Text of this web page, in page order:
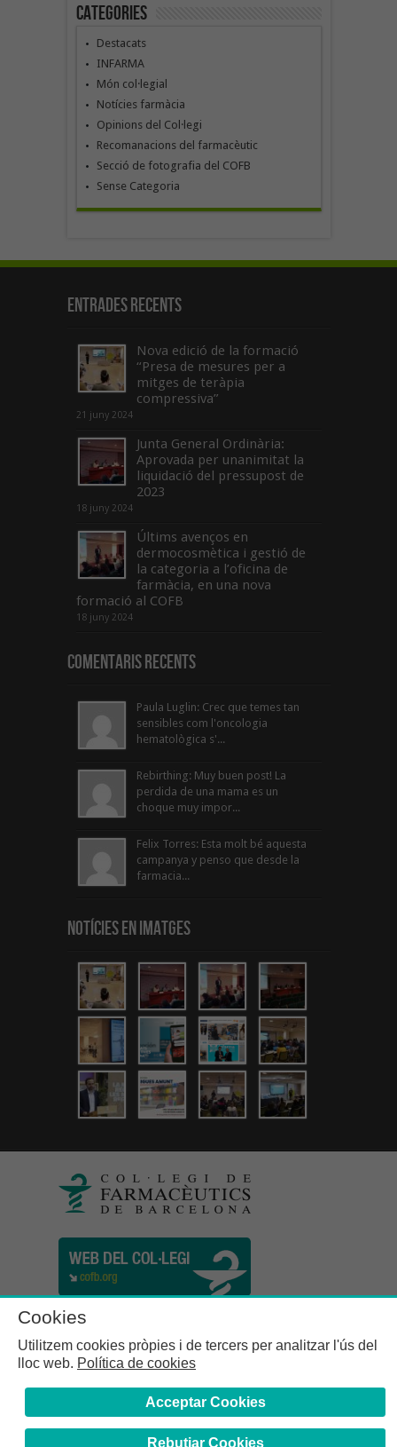
Categories
Destacats
INFARMA
Món col·legial
Notícies farmàcia
Opinions del Col·legi
Recomanacions del farmacèutic
Secció de fotografia del COFB
Sense Categoria
Entrades recents
Nova edició de la formació
“Presa de mesures per a
mitges de teràpia
compressiva”
21 juny 2024
Junta General Ordinària:
Aprovada per unanimitat la
liquidació del pressupost de
2023
18 juny 2024
Últims avenços en
dermocosmètica i gestió de
la categoria a l’oficina de
farmàcia, en una nova
formació al COFB
18 juny 2024
Comentaris Recents
Paula Luglin: Crec que temes tan
sensibles com l'oncologia
hematològica s'...
Rebirthing: Muy buen post! La
perdida de una mama es un
choque muy impor...
Felix Torres: Esta molt bé aquesta
campanya y penso que desde la
farmacia...
Notícies en Imatges
Cookies
Utilitzem cookies pròpies i de tercers per analitzar l'ús del
lloc web. Política de cookies
Acceptar Cookies
Rebutjar Cookies